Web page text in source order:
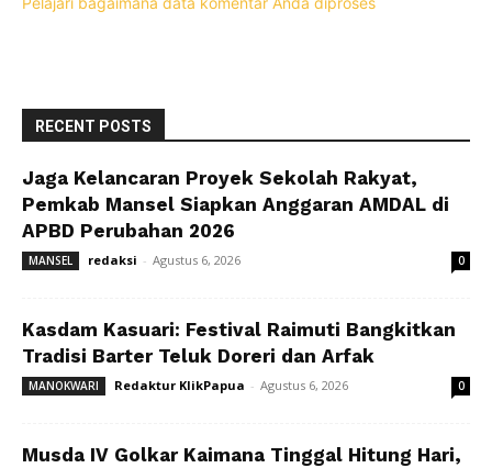
RECENT POSTS
Jaga Kelancaran Proyek Sekolah Rakyat,
Pemkab Mansel Siapkan Anggaran AMDAL di
APBD Perubahan 2026
MANSEL redaksi - Agustus 6, 2026 0
Kasdam Kasuari: Festival Raimuti Bangkitkan
Tradisi Barter Teluk Doreri dan Arfak
MANOKWARI Redaktur KlikPapua - Agustus 6, 2026 0
Musda IV Golkar Kaimana Tinggal Hitung Hari,